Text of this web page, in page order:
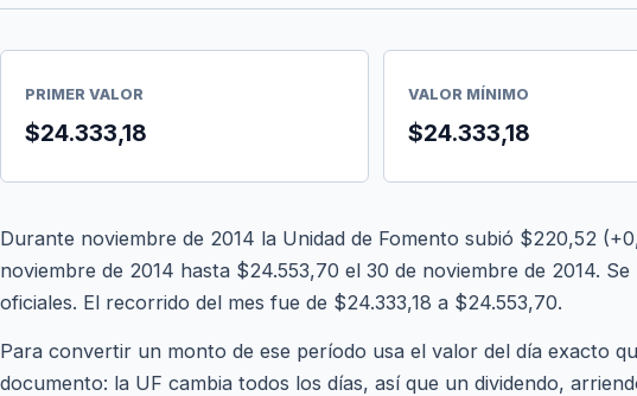
PRIMER VALOR
$24.333,18
VALOR MÍNIMO
$24.333,18
Durante noviembre de 2014 la Unidad de Fomento subió $220,52
noviembre de 2014 hasta $24.553,70 el 30 de noviembre de 2014.
oficiales. El recorrido del mes fue de $24.333,18 a $24.553,70.
Para convertir un monto de ese período usa el valor del día exacto
documento: la UF cambia todos los días, así que un dividendo,